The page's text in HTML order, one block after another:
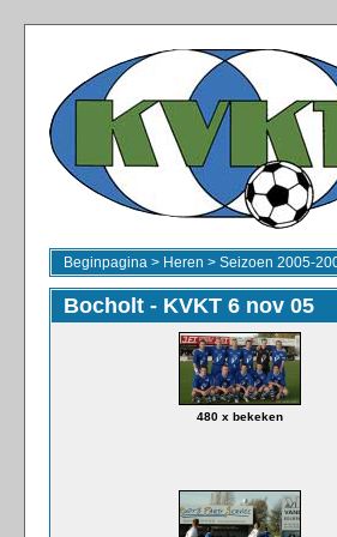
Beginpagina > Heren > Seizoen 2005-
Bocholt - KVKT 6 nov 05
480 x bekeken